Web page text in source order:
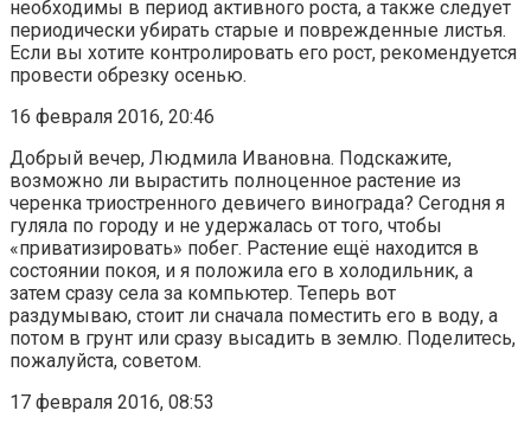
необходимы в период активного роста, а также следует
периодически убирать старые и поврежденные листья.
Если вы хотите контролировать его рост, рекомендуется
провести обрезку осенью.
16 февраля 2016, 20:46
Добрый вечер, Людмила Ивановна. Подскажите,
возможно ли вырастить полноценное растение из
черенка триостренного девичего винограда? Сегодня я
гуляла по городу и не удержалась от того, чтобы
«приватизировать» побег. Растение ещё находится в
состоянии покоя, и я положила его в холодильник, а
затем сразу села за компьютер. Теперь вот
раздумываю, стоит ли сначала поместить его в воду, а
потом в грунт или сразу высадить в землю. Поделитесь,
пожалуйста, советом.
17 февраля 2016, 08:53